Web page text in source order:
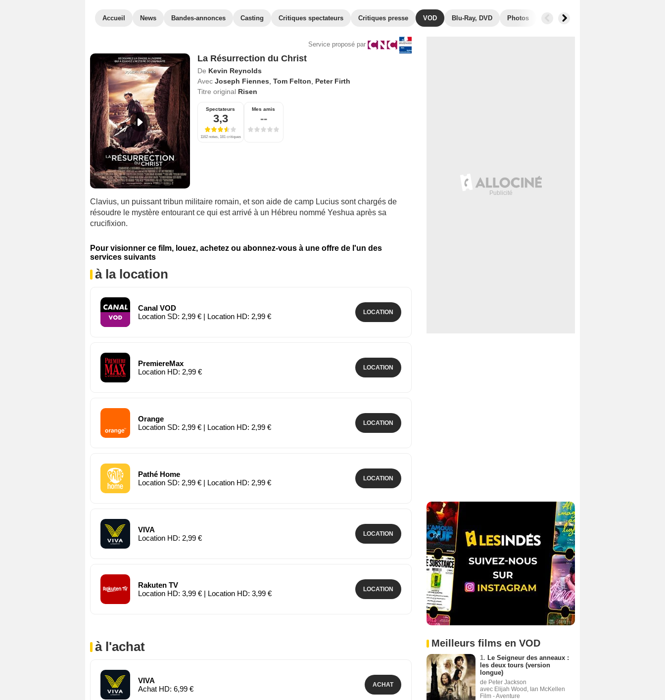
Accueil News Bandes-annonces Casting Critiques spectateurs Critiques presse VOD Blu-Ray, DVD Photos Musique
Service proposé par
La Résurrection du Christ
De Kevin Reynolds
Avec Joseph Fiennes Tom Felton
Peter Firth
Titre original Risen
Spectateurs
3,3
1162 notes, 181 critiques
Mes amis
--
Clavius, un puissant tribun militaire romain, et son aide de camp Lucius sont chargés de
résoudre le mystère entourant ce qui est arrivé à un Hébreu nommé Yeshua après sa
crucifixion.
Pour visionner ce film, louez, achetez ou abonnez-vous à une offre de l'un des
services suivants
à la location
Canal VOD
Location SD: 2,99 € | Location HD: 2,99 €
LOCATION
PremiereMax
Location HD: 2,99 €
LOCATION
Orange
Location SD: 2,99 € | Location HD: 2,99 €
LOCATION
Pathé Home
Location SD: 2,99 € | Location HD: 2,99 €
LOCATION
VIVA
Location HD: 2,99 €
LOCATION
Rakuten TV
Location HD: 3,99 € | Location HD: 3,99 €
LOCATION
à l'achat
VIVA
Achat HD: 6,99 €
ACHAT
Meilleurs films en VOD
1. Le Seigneur des anneaux :
les deux tours (version
longue)
de Peter Jackson
avec Elijah Wood, Ian McKellen
Film - Aventure